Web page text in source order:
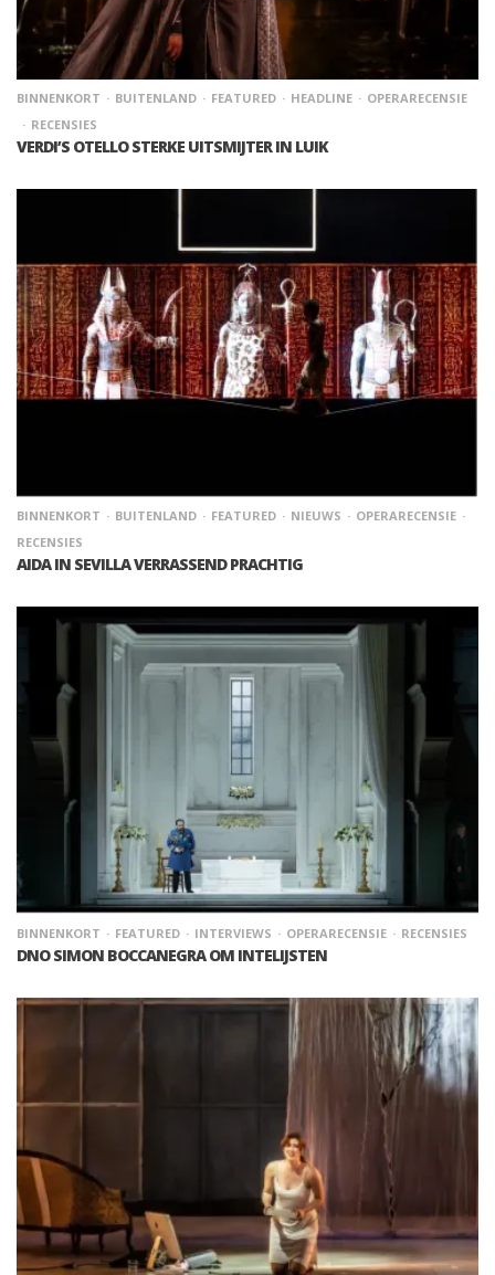
BINNENKORT BUITENLAND FEATURED HEADLINE
OPERARECENSIE
RECENSIES
VERDI’S OTELLO STERKE UITSMIJTER IN LUIK
BINNENKORT BUITENLAND FEATURED NIEUWS
OPERARECENSIE
RECENSIES
AIDA IN SEVILLA VERRASSEND PRACHTIG
BINNENKORT FEATURED INTERVIEWS OPERARECENSIE RECENSIES
DNO SIMON BOCCANEGRA OM INTELIJSTEN